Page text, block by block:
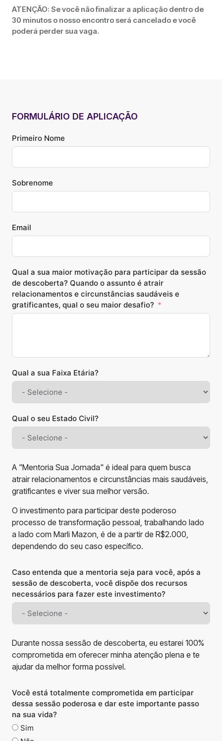
ATENÇÃO: Se você não finalizar a aplicação dentro de
30 minutos o nosso encontro será cancelado e você
poderá perder sua vaga.
FORMULÁRIO DE APLICAÇÃO
Primeiro Nome
Sobrenome
Email
Qual a sua maior motivação para participar da sessão
de descoberta? Quando o assunto é atrair
relacionamentos e circunstâncias saudáveis e
gratificantes, qual o seu maior desafio?
Qual a sua Faixa Etária?
Qual o seu Estado Civil?
A "Mentoria Sua Jornada" é ideal para quem busca
atrair relacionamentos e circunstâncias mais saudáveis,
gratificantes e viver sua melhor versão.
O investimento para participar deste poderoso
processo de transformação pessoal, trabalhando lado
a lado com Marli Mazon, é de a partir de R$2.000,
dependendo do seu caso específico.
Caso entenda que a mentoria seja para você, após a
sessão de descoberta, você dispõe dos recursos
necessários para fazer este investimento?
Durante nossa sessão de descoberta, eu estarei 100%
comprometida em oferecer minha atenção plena e te
ajudar da melhor forma possível.
Você está totalmente comprometida em participar
dessa sessão poderosa e dar este importante passo
na sua vida?
Sim